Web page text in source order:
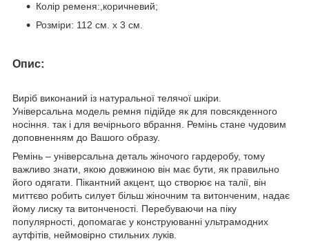
Колір ременя:,коричневий;
Розміри: 112 см. х 3 см.
Опис:
Виріб виконаний із натуральної телячої шкіри.
Універсальна модель ремня підійде як для повсякденного
носіння. так і для вечірнього вбрання. Ремінь стане чудовим
доповненням до Вашого образу.
Ремінь – універсальна деталь жіночого гардеробу, тому
важливо знати, якою довжиною він має бути, як правильно
його одягати. Пікантний акцент, що створює на талії, він
миттєво робить силует більш жіночним та витонченим, надає
йому лиску та витонченості. Перебуваючи на піку
популярності, допомагає у конструюванні ультрамодних
аутфітів, неймовірно стильних луків.